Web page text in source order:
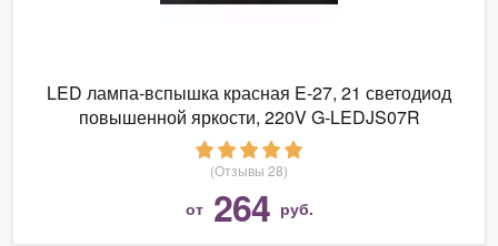
LED лампа-вспышка красная E-27, 21 светодиод
повышенной яркости, 220V G-LEDJS07R
(Отзывы 28)
от 264 руб.